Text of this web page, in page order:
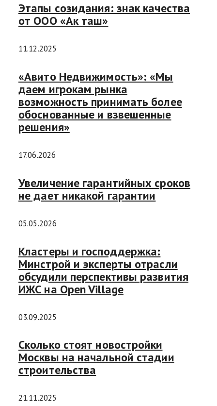
Этапы созидания: знак качества
от ООО «Ак таш»
11.12.2025
«Авито Недвижимость»: «Мы
даем игрокам рынка
возможность принимать более
обоснованные и взвешенные
решения»
17.06.2026
Увеличение гарантийных сроков
не дает никакой гарантии
05.05.2026
Кластеры и господдержка:
Минстрой и эксперты отрасли
обсудили перспективы развития
ИЖС на Open Village
03.09.2025
Сколько стоят новостройки
Москвы на начальной стадии
строительства
21.11.2025